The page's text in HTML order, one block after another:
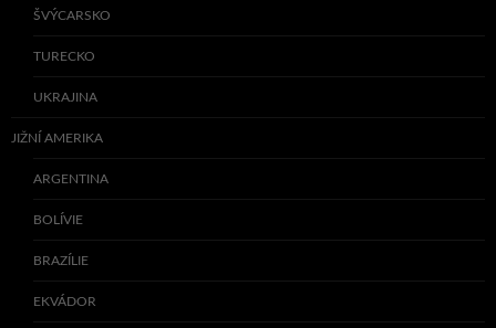
ŠVÝCARSKO
TURECKO
UKRAJINA
JIŽNÍ AMERIKA
ARGENTINA
BOLÍVIE
BRAZÍLIE
EKVÁDOR